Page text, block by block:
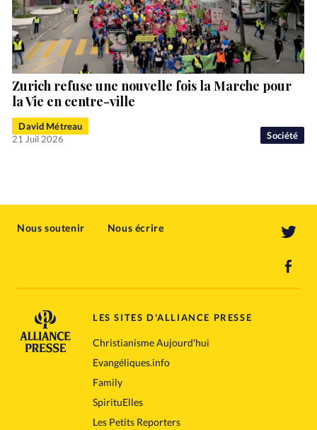
Société
Zurich refuse une nouvelle fois la Marche pour
la Vie en centre-ville
David Métreau
21 Juil 2026
Nous soutenir Nous écrire
LES SITES D'ALLIANCE PRESSE
Christianisme Aujourd'hui
Evangéliques.info
Family
SpirituElles
Les Petits Reporters